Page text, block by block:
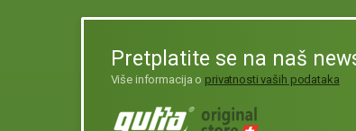
Pretplatite se na naš
Više informacija o privatnosti vaših podataka